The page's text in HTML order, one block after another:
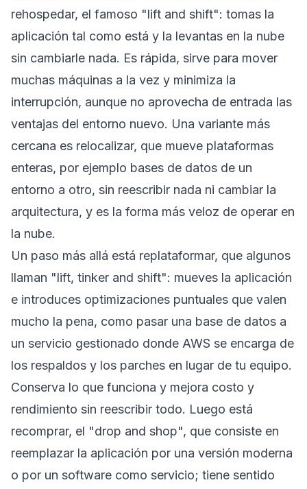
rehospedar, el famoso "lift and shift": tomas la
aplicación tal como está y la levantas en la nube
sin cambiarle nada. Es rápida, sirve para mover
muchas máquinas a la vez y minimiza la
interrupción, aunque no aprovecha de entrada las
ventajas del entorno nuevo. Una variante más
cercana es relocalizar, que mueve plataformas
enteras, por ejemplo bases de datos de un
entorno a otro, sin reescribir nada ni cambiar la
arquitectura, y es la forma más veloz de operar en
la nube.
Un paso más allá está replataformar, que algunos
llaman "lift, tinker and shift": mueves la aplicación
e introduces optimizaciones puntuales que valen
mucho la pena, como pasar una base de datos a
un servicio gestionado donde AWS se encarga de
los respaldos y los parches en lugar de tu equipo.
Conserva lo que funciona y mejora costo y
rendimiento sin reescribir todo. Luego está
recomprar, el "drop and shop", que consiste en
reemplazar la aplicación por una versión moderna
o por un software como servicio; tiene sentido